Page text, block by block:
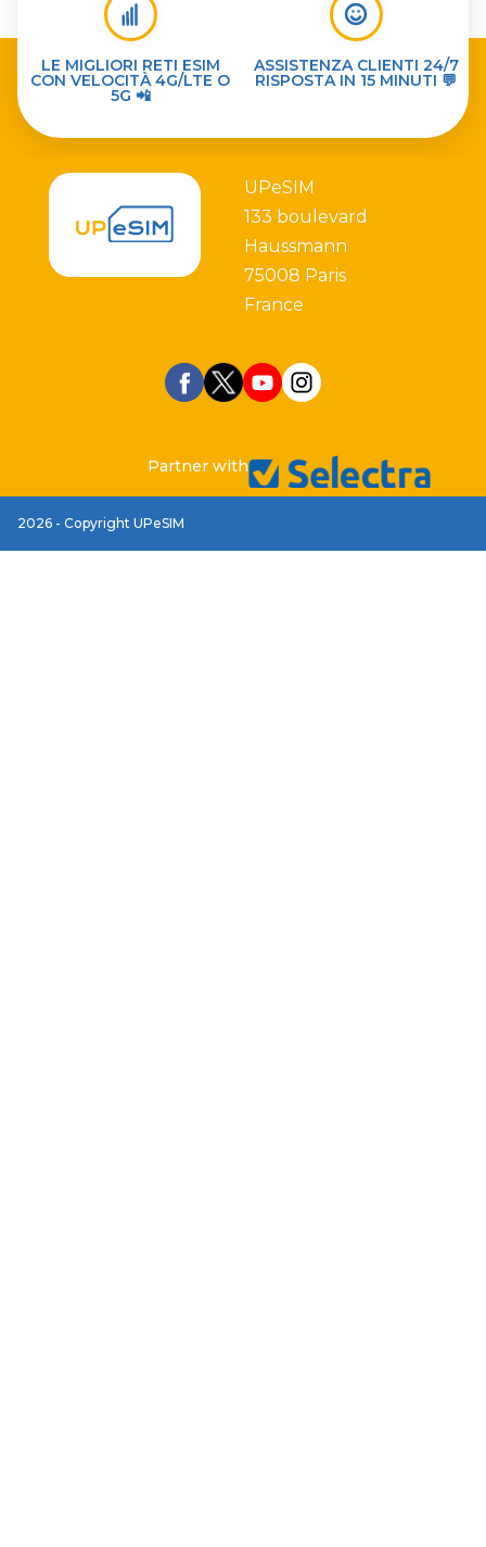
LE MIGLIORI RETI ESIM
CON VELOCITÀ 4G/LTE O
5G 📲
ASSISTENZA CLIENTI 24/7
RISPOSTA IN 15 MINUTI 💬
UPeSIM
133 boulevard
Haussmann
75008 Paris
France
Partner with
2026 - Copyright UPeSIM